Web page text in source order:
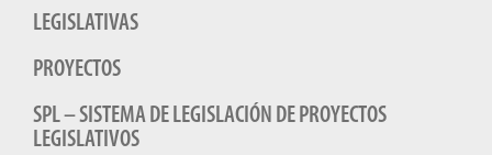
LEGISLATIVAS
PROYECTOS
SPL – SISTEMA DE LEGISLACIÓN DE PROYECTOS
LEGISLATIVOS